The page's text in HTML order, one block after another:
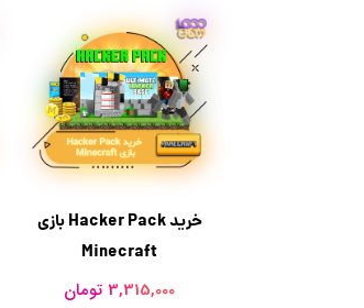
خرید Hacker Pack بازی
Minecraft
3,315,000 تومان